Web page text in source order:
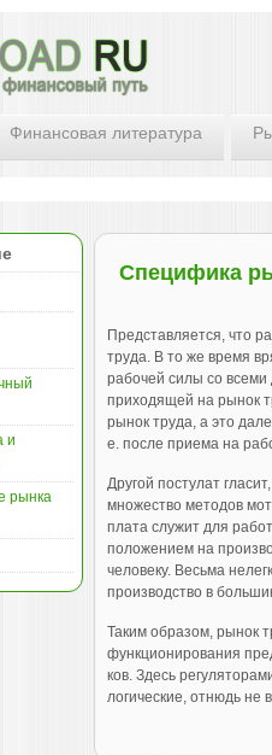
Финансовая литература
Специфика
Представляется, что
труда. В то же время
рабочей силы со
приходящей на рынок
рынок труда, а это
е. после приема на
Другой постулат
множество методов
плата служит для
положением на
человеку. Весьма
произ­водство в
Таким образом, рынок
функционирования
ков. Здесь
логические, отнюдь
и
рынка